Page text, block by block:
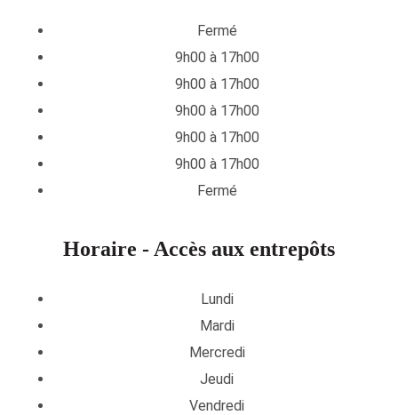
Fermé
9h00 à 17h00
9h00 à 17h00
9h00 à 17h00
9h00 à 17h00
9h00 à 17h00
Fermé
Horaire - Accès aux entrepôts
Lundi
Mardi
Mercredi
Jeudi
Vendredi